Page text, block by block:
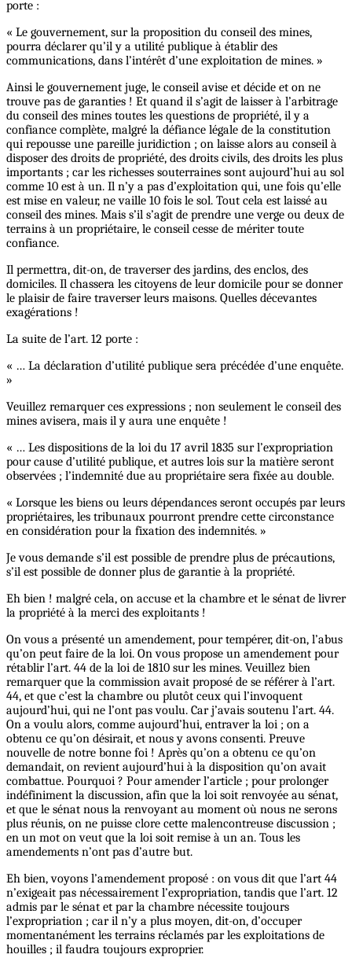
porte :
« Le gouvernement, sur la proposition du conseil des mines,
pourra déclarer qu’il y a utilité publique à établir des
communications, dans l’intérêt d’une exploitation de mines. »
Ainsi le gouvernement juge, le conseil avise et décide et on ne
trouve pas de garanties ! Et quand il s’agit de laisser à l’arbitrage
du conseil des mines toutes les questions de propriété, il y a
confiance complète, malgré la défiance légale de la constitution
qui repousse une pareille juridiction ; on laisse alors au conseil à
disposer des droits de propriété, des droits civils, des droits les plus
importants ; car les richesses souterraines sont aujourd’hui au sol
comme 10 est à un. Il n’y a pas d’exploitation qui, une fois qu’elle
est mise en valeur, ne vaille 10 fois le sol. Tout cela est laissé au
conseil des mines. Mais s’il s’agit de prendre une verge ou deux de
terrains à un propriétaire, le conseil cesse de mériter toute
confiance.
Il permettra, dit-on, de traverser des jardins, des enclos, des
domiciles. Il chassera les citoyens de leur domicile pour se donner
le plaisir de faire traverser leurs maisons. Quelles décevantes
exagérations !
La suite de l’art. 12 porte :
« … La déclaration d’utilité publique sera précédée d’une enquête.
»
Veuillez remarquer ces expressions ; non seulement le conseil des
mines avisera, mais il y aura une enquête !
« … Les dispositions de la loi du 17 avril 1835 sur l’expropriation
pour cause d’utilité publique, et autres lois sur la matière seront
observées ; l’indemnité due au propriétaire sera fixée au double.
« Lorsque les biens ou leurs dépendances seront occupés par leurs
propriétaires, les tribunaux pourront prendre cette circonstance
en considération pour la fixation des indemnités. »
Je vous demande s’il est possible de prendre plus de précautions,
s’il est possible de donner plus de garantie à la propriété.
Eh bien ! malgré cela, on accuse et la chambre et le sénat de livrer
la propriété à la merci des exploitants !
On vous a présenté un amendement, pour tempérer, dit-on, l’abus
qu’on peut faire de la loi. On vous propose un amendement pour
rétablir l’art. 44 de la loi de 1810 sur les mines. Veuillez bien
remarquer que la commission avait proposé de se référer à l’art.
44, et que c’est la chambre ou plutôt ceux qui l’invoquent
aujourd’hui, qui ne l’ont pas voulu. Car j’avais soutenu l’art. 44.
On a voulu alors, comme aujourd’hui, entraver la loi ; on a
obtenu ce qu’on désirait, et nous y avons consenti. Preuve
nouvelle de notre bonne foi ! Après qu’on a obtenu ce qu’on
demandait, on revient aujourd’hui à la disposition qu’on avait
combattue. Pourquoi ? Pour amender l’article ; pour prolonger
indéfiniment la discussion, afin que la loi soit renvoyée au sénat,
et que le sénat nous la renvoyant au moment où nous ne serons
plus réunis, on ne puisse clore cette malencontreuse discussion ;
en un mot on veut que la loi soit remise à un an. Tous les
amendements n’ont pas d’autre but.
Eh bien, voyons l’amendement proposé : on vous dit que l’art 44
n’exigeait pas nécessairement l’expropriation, tandis que l’art. 12
admis par le sénat et par la chambre nécessite toujours
l’expropriation ; car il n’y a plus moyen, dit-on, d’occuper
momentanément les terrains réclamés par les exploitations de
houilles ; il faudra toujours exproprier.